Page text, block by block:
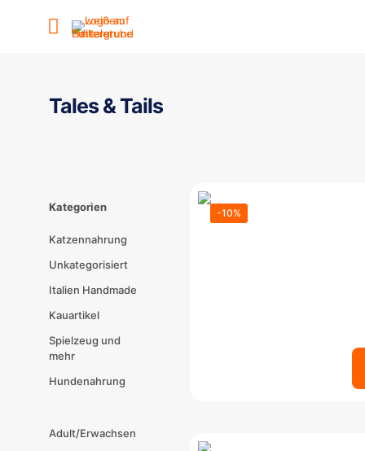
Tales & Tails
Kategorien
Katzennahrung
Unkategorisiert
Italien Handmade
Kauartikel
Spielzeug und
mehr
Hundenahrung
Adult/Erwachsen
-10%